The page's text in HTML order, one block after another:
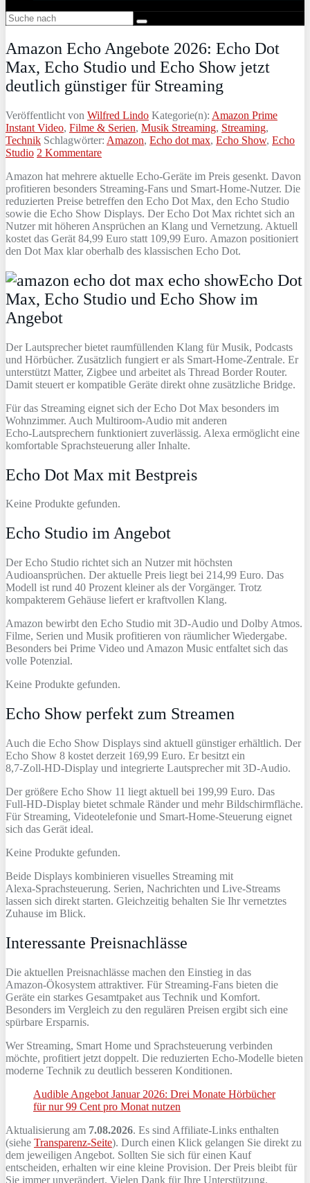
Amazon Echo Angebote 2026: Echo Dot
Max, Echo Studio und Echo Show jetzt
deutlich günstiger für Streaming
Veröffentlicht von Wilfred Lindo Kategorie(n): Amazon Prime
Instant Video, Filme & Serien, Musik Streaming, Streaming,
Technik Schlagwörter: Amazon, Echo dot max, Echo Show, Echo
Studio 2 Kommentare
Amazon hat mehrere aktuelle Echo‑Geräte im Preis gesenkt. Davon
profitieren besonders Streaming‑Fans und Smart‑Home‑Nutzer. Die
reduzierten Preise betreffen den Echo Dot Max, den Echo Studio
sowie die Echo Show Displays. Der Echo Dot Max richtet sich an
Nutzer mit höheren Ansprüchen an Klang und Vernetzung. Aktuell
kostet das Gerät 84,99 Euro statt 109,99 Euro. Amazon positioniert
den Dot Max klar oberhalb des klassischen Echo Dot.
Echo Dot
Max, Echo Studio und Echo Show im
Angebot
Der Lautsprecher bietet raumfüllenden Klang für Musik, Podcasts
und Hörbücher. Zusätzlich fungiert er als Smart‑Home‑Zentrale. Er
unterstützt Matter, Zigbee und arbeitet als Thread Border Router.
Damit steuert er kompatible Geräte direkt ohne zusätzliche Bridge.
Für das Streaming eignet sich der Echo Dot Max besonders im
Wohnzimmer. Auch Multiroom‑Audio mit anderen
Echo‑Lautsprechern funktioniert zuverlässig. Alexa ermöglicht eine
komfortable Sprachsteuerung aller Inhalte.
Echo Dot Max mit Bestpreis
Keine Produkte gefunden.
Echo Studio im Angebot
Der Echo Studio richtet sich an Nutzer mit höchsten
Audioansprüchen. Der aktuelle Preis liegt bei 214,99 Euro. Das
Modell ist rund 40 Prozent kleiner als der Vorgänger. Trotz
kompakterem Gehäuse liefert er kraftvollen Klang.
Amazon bewirbt den Echo Studio mit 3D‑Audio und Dolby Atmos.
Filme, Serien und Musik profitieren von räumlicher Wiedergabe.
Besonders bei Prime Video und Amazon Music entfaltet sich das
volle Potenzial.
Keine Produkte gefunden.
Echo Show perfekt zum Streamen
Auch die Echo Show Displays sind aktuell günstiger erhältlich. Der
Echo Show 8 kostet derzeit 169,99 Euro. Er besitzt ein
8,7‑Zoll‑HD‑Display und integrierte Lautsprecher mit 3D‑Audio.
Der größere Echo Show 11 liegt aktuell bei 199,99 Euro. Das
Full‑HD‑Display bietet schmale Ränder und mehr Bildschirmfläche.
Für Streaming, Videotelefonie und Smart‑Home‑Steuerung eignet
sich das Gerät ideal.
Keine Produkte gefunden.
Beide Displays kombinieren visuelles Streaming mit
Alexa‑Sprachsteuerung. Serien, Nachrichten und Live‑Streams
lassen sich direkt starten. Gleichzeitig behalten Sie Ihr vernetztes
Zuhause im Blick.
Interessante Preisnachlässe
Die aktuellen Preisnachlässe machen den Einstieg in das
Amazon‑Ökosystem attraktiver. Für Streaming‑Fans bieten die
Geräte ein starkes Gesamtpaket aus Technik und Komfort.
Besonders im Vergleich zu den regulären Preisen ergibt sich eine
spürbare Ersparnis.
Wer Streaming, Smart Home und Sprachsteuerung verbinden
möchte, profitiert jetzt doppelt. Die reduzierten Echo‑Modelle bieten
moderne Technik zu deutlich besseren Konditionen.
Audible Angebot Januar 2026: Drei Monate Hörbücher
für nur 99 Cent pro Monat nutzen
Aktualisierung am 7.08.2026. Es sind Affiliate-Links enthalten
(siehe Transparenz-Seite). Durch einen Klick gelangen Sie direkt zu
dem jeweiligen Angebot. Sollten Sie sich für einen Kauf
entscheiden, erhalten wir eine kleine Provision. Der Preis bleibt für
Sie immer unverändert. Vielen Dank für Ihre Unterstützung.